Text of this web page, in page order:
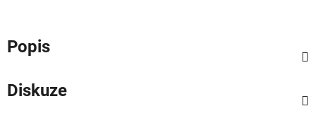
Popis
Diskuze